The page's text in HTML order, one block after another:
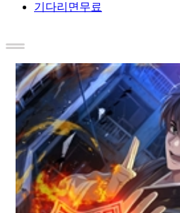
기다리면무료